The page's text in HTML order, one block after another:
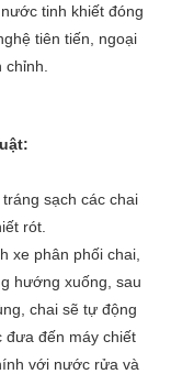
tinh khiết đóng
tiên tiến, ngoại
sạch các chai
rót.
xe phân phối chai,
hướng xuống, sau
chai sẽ tự động
đến máy chiết
với nước rửa và